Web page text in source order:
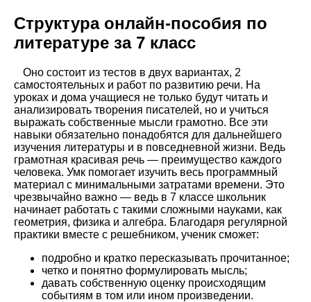
Структура онлайн-пособия по
литературе за 7 класс
Оно состоит из тестов в двух вариантах, 2
самостоятельных и работ по развитию речи. На
уроках и дома учащиеся не только будут читать и
анализировать творения писателей, но и учиться
выражать собственные мысли грамотно. Все эти
навыки обязательно понадобятся для дальнейшего
изучения литературы и в повседневной жизни. Ведь
грамотная красивая речь — преимущество каждого
человека. Умк помогает изучить весь программный
материал с минимальными затратами времени. Это
чрезвычайно важно — ведь в 7 классе школьник
начинает работать с такими сложными науками, как
геометрия, физика и алгебра. Благодаря регулярной
практики вместе с решебником, ученик сможет:
подробно и кратко пересказывать прочитанное;
четко и понятно формулировать мысль;
давать собственную оценку происходящим
событиям в том или ином произведении.